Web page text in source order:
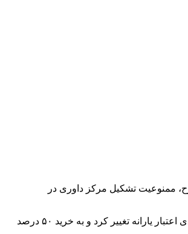
هزار تومانی کالابرگ و مشارکت ۱۰۵ هزار خانوار تهرانی در این طرح، ممنوعیت تشکیل مرکز داوری در
، در هفته جاری با اعلام وزارت تعاون،کار و رفاه اجتماعی شرط خرید ۷۰ درصدی کالابرگ‌ الکترونیک جهت بهره‌مندی از افزایش ۲۰ درصدی اعتبار یارانه تغییر کرد و به خرید ۵۰ درصد